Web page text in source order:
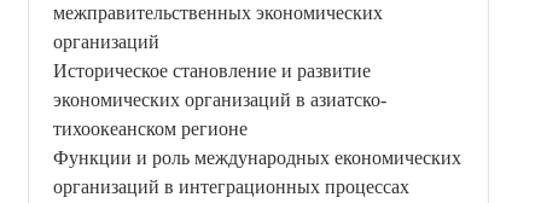
межправительственных экономических
организаций
Историческое становление и развитие
экономических организаций в азиатско-
тихоокеанском регионе
Функции и роль международных економических
организаций в интеграционных процессах